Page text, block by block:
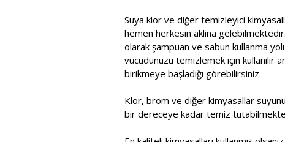
Suya klor ve diğer temizleyici
hemen herkesin aklına
olarak şampuan ve sabun kullanma
vücudunuzu temizlemek için kullanılır
birikmeye başladığı görebilirsiniz.
Klor, brom ve diğer kimyasallar
bir dereceye kadar temiz